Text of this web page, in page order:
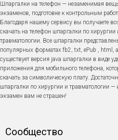
Шпаргалки на телефон — незаменимая
экзаменов, подготовке к контрольным
Благодаря нашему сервису вы получаете
скачать на телефон шпаргалки по хирургии
травматологии. Все шпаргалки
популярных форматах fb2, txt, ePub , html,
существует версия java шпаргалки в виде
приложения для мобильного телефона,
скачать за символическую плату.
шпаргалки по хирургии и травматологии —
экзамен вам не страшен!
Сообщество